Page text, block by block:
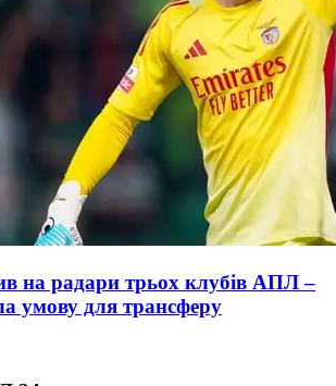
на радари трьох клубів АПЛ –
умову для трансферу